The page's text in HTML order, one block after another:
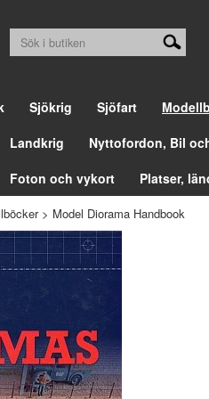
Sjökrig Sjöfart
Landkrig Nyttofordon, Bil
Foton och vykort Platser,
> Model Diorama Handbook